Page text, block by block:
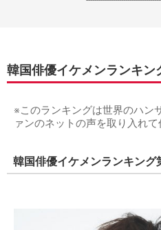
韓国俳優イケメンランキン
※このランキングは世界のハン
ァンのネットの声を取り入れて
韓国俳優イケメンランキング